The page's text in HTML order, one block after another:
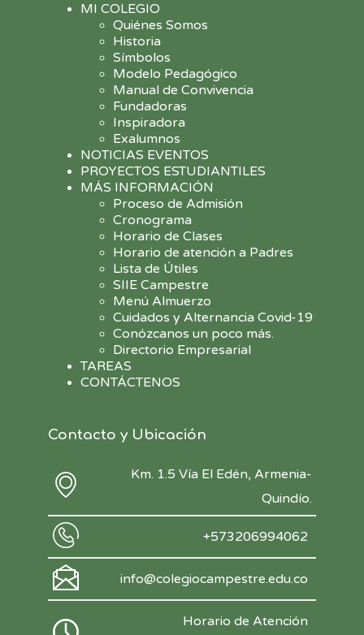
MI COLEGIO
Quiénes Somos
Historia
Símbolos
Modelo Pedagógico
Manual de Convivencia
Fundadoras
Inspiradora
Exalumnos
NOTICIAS EVENTOS
PROYECTOS ESTUDIANTILES
MÁS INFORMACIÓN
Proceso de Admisión
Cronograma
Horario de Clases
Horario de atención a Padres
Lista de Útiles
SIIE Campestre
Menú Almuerzo
Cuidados y Alternancia Covid-19
Conózcanos un poco más.
Directorio Empresarial
TAREAS
CONTÁCTENOS
Contacto y Ubicación
Km. 1.5 Vía El Edén, Armenia-
Quindío.
+573206994062
info@colegiocampestre.edu.co
Horario de Atención